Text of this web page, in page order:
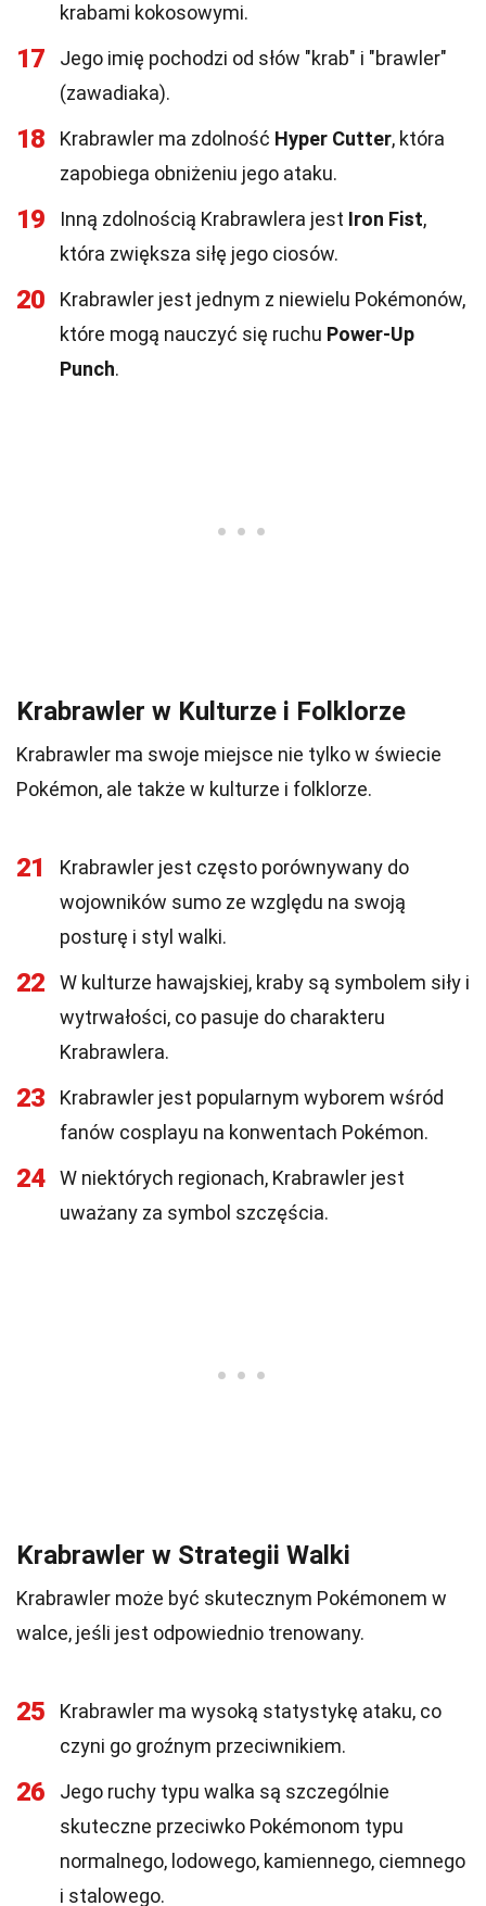
krabami kokosowymi.
17
Jego imię pochodzi od słów "krab" i "brawler"
(zawadiaka).
18 Krabrawler ma zdolność Hyper Cutter, która
zapobiega obniżeniu jego ataku.
19 Inną zdolnością Krabrawlera jest Iron Fist,
która zwiększa siłę jego ciosów.
20
Krabrawler jest jednym z niewielu Pokémonów,
które mogą nauczyć się ruchu Power-Up
Punch.
Krabrawler w Kulturze i Folklorze
Krabrawler ma swoje miejsce nie tylko w świecie
Pokémon, ale także w kulturze i folklorze.
21
Krabrawler jest często porównywany do
wojowników sumo ze względu na swoją
posturę i styl walki.
22
W kulturze hawajskiej, kraby są symbolem siły i
wytrwałości, co pasuje do charakteru
Krabrawlera.
23
Krabrawler jest popularnym wyborem wśród
fanów cosplayu na konwentach Pokémon.
24
W niektórych regionach, Krabrawler jest
uważany za symbol szczęścia.
Krabrawler w Strategii Walki
Krabrawler może być skutecznym Pokémonem w
walce, jeśli jest odpowiednio trenowany.
25
Krabrawler ma wysoką statystykę ataku, co
czyni go groźnym przeciwnikiem.
26
Jego ruchy typu walka są szczególnie
skuteczne przeciwko Pokémonom typu
normalnego, lodowego, kamiennego, ciemnego
i stalowego.